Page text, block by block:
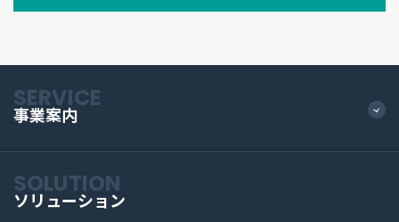
SERVICE
事業案内
SOLUTION
ソリューション